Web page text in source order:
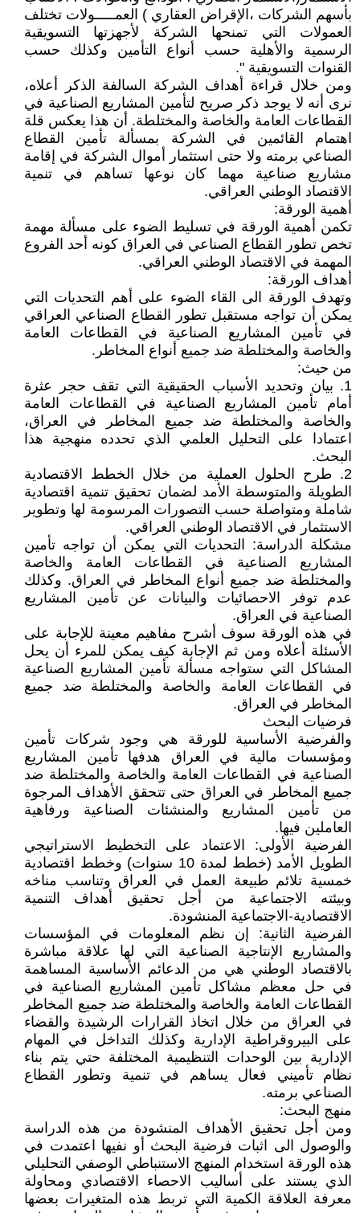
بأسهم الشركات ،الإقراض العقاري ) العمـــــولات تختلف
العمولات التي تمنحها الشركة لأجهزتها التسويقية
الرسمية والأهلية حسب أنواع التأمين وكذلك حسب
القنوات التسويقية ".
ومن خلال قراءة أهداف الشركة السالفة الذكر أعلاه،
نرى أنه لا يوجد ذكر صريح لتأمين المشاريع الصناعية في
القطاعات العامة والخاصة والمختلطة. أن هذا يعكس قلة
اهتمام القائمين في الشركة بمسألة تأمين القطاع
الصناعي برمته ولا حتى استثمار أموال الشركة في إقامة
مشاريع صناعية مهما كان نوعها تساهم في تنمية
الاقتصاد الوطني العراقي.
أهمية الورقة:
تكمن أهمية الورقة في تسليط الضوء على مسألة مهمة
تخص تطور القطاع الصناعي في العراق كونه أحد الفروع
المهمة في الاقتصاد الوطني العراقي.
أهداف الورقة:
وتهدف الورقة الى القاء الضوء على أهم التحديات التي
يمكن أن تواجه مستقبل تطور القطاع الصناعي العراقي
في تأمين المشاريع الصناعية في القطاعات العامة
والخاصة والمختلطة ضد جميع أنواع المخاطر.
من حيث:
1. بيان وتحديد الأسباب الحقيقية التي تقف حجر عثرة
أمام تأمين المشاريع الصناعية في القطاعات العامة
والخاصة والمختلطة ضد جميع المخاطر في العراق،
اعتمادا على التحليل العلمي الذي تحدده منهجية هذا
البحث.
2. طرح الحلول العملية من خلال الخطط الاقتصادية
الطويلة والمتوسطة الأمد لضمان تحقيق تنمية اقتصادية
شاملة ومتواصلة حسب التصورات المرسومة لها وتطوير
الاستثمار في الاقتصاد الوطني العراقي.
مشكلة الدراسة: التحديات التي يمكن أن تواجه تأمين
المشاريع الصناعية في القطاعات العامة والخاصة
والمختلطة ضد جميع أنواع المخاطر في العراق. وكذلك
عدم توفر الاحصائيات والبيانات عن تأمين المشاريع
الصناعية في العراق.
في هذه الورقة سوف أشرح مفاهيم معينة للإجابة على
الأسئلة أعلاه ومن ثم الإجابة كيف يمكن للمرء أن يحل
المشاكل التي ستواجه مسألة تأمين المشاريع الصناعية
في القطاعات العامة والخاصة والمختلطة ضد جميع
المخاطر في العراق.
فرضيات البحث
والفرضية الأساسية للورقة هي وجود شركات تأمين
ومؤسسات مالية في العراق هدفها تأمين المشاريع
الصناعية في القطاعات العامة والخاصة والمختلطة ضد
جميع المخاطر في العراق حتى تتحقق الأهداف المرجوة
من تأمين المشاريع والمنشئات الصناعية ورفاهية
العاملين فيها.
الفرضية الأولى: الاعتماد على التخطيط الاستراتيجي
الطويل الأمد (خطط لمدة 10 سنوات) وخطط اقتصادية
خمسية تلائم طبيعة العمل في العراق وتناسب مناخه
وبيئته الاجتماعية من أجل تحقيق أهداف التنمية
الاقتصادية-الاجتماعية المنشودة.
الفرضية الثانية: إن نظم المعلومات في المؤسسات
والمشاريع الإنتاجية الصناعية التي لها علاقة مباشرة
بالاقتصاد الوطني هي من الدعائم الأساسية المساهمة
في حل معظم مشاكل تأمين المشاريع الصناعية في
القطاعات العامة والخاصة والمختلطة ضد جميع المخاطر
في العراق من خلال اتخاذ القرارات الرشيدة والقضاء
على البيروقراطية الإدارية وكذلك التداخل في المهام
الإدارية بين الوحدات التنظيمية المختلفة حتي يتم بناء
نظام تأميني فعال يساهم في تنمية وتطور القطاع
الصناعي برمته.
منهج البحث:
ومن أجل تحقيق الأهداف المنشودة من هذه الدراسة
والوصول الى اثبات فرضية البحث أو نفيها اعتمدت في
هذه الورقة استخدام المنهج الاستنباطي الوصفي التحليلي
الذي يستند على أساليب الاحصاء الاقتصادي ومحاولة
معرفة العلاقة الكمية التي تربط هذه المتغيرات بعضها